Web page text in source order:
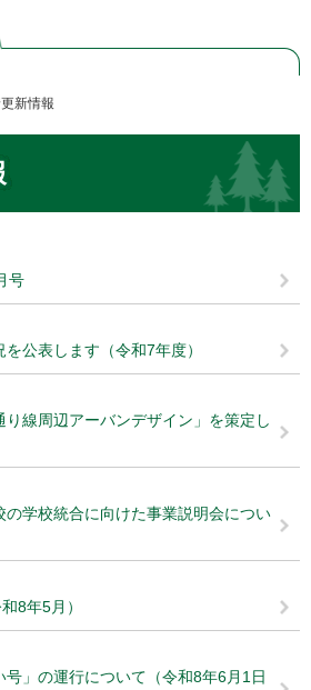
新情報
号
公表します（令和7年度）
り線周辺アーバンデザイン」を策定し
学校統合に向けた事業説明会につい
8年5月）
」の運行について（令和8年6月1日